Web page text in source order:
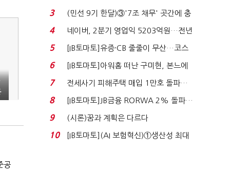
공
지에 상한가...
3
(민선 9기 한달)③'7조 채무' 곳간에 충
격…추미애, 20년...
4
네이버, 2분기 영업익 5203억원…전년
비 0.2% 감소...
5
[IB토마토]유증·CB 줄줄이 무산…코스
닥 벌점 급증에 ...
6
[IB토마토]아워홈 떠난 구미현, 본느에
340억 베팅…가...
7
전세사기 피해주택 매입 1만호 돌파…
누적 피해자 4만2...
8
[IB토마토]JB금융 RORWA 2% 돌파…
실적 견인은 은행 ...
9 (시론)꿈과 계획은 다르다
10
[IB토마토](AI 보험혁신)①생산성 최대